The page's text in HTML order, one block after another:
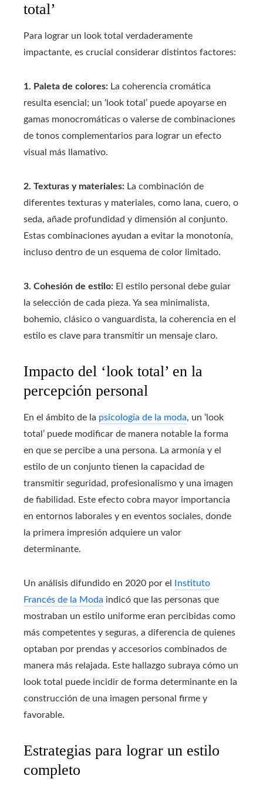
total’
Para lograr un look total verdaderamente
impactante, es crucial considerar distintos factores:
1. Paleta de colores: La coherencia cromática
resulta esencial; un ‘look total’ puede apoyarse en
gamas monocromáticas o valerse de combinaciones
de tonos complementarios para lograr un efecto
visual más llamativo.
2. Texturas y materiales: La combinación de
diferentes texturas y materiales, como lana, cuero, o
seda, añade profundidad y dimensión al conjunto.
Estas combinaciones ayudan a evitar la monotonía,
incluso dentro de un esquema de color limitado.
3. Cohesión de estilo: El estilo personal debe guiar
la selección de cada pieza. Ya sea minimalista,
bohemio, clásico o vanguardista, la coherencia en el
estilo es clave para transmitir un mensaje claro.
Impacto del ‘look total’ en la
percepción personal
En el ámbito de la psicología de la moda, un ‘look
total’ puede modificar de manera notable la forma
en que se percibe a una persona. La armonía y el
estilo de un conjunto tienen la capacidad de
transmitir seguridad, profesionalismo y una imagen
de fiabilidad. Este efecto cobra mayor importancia
en entornos laborales y en eventos sociales, donde
la primera impresión adquiere un valor
determinante.
Un análisis difundido en 2020 por el
Instituto
Francés de la Moda indicó que las personas que
mostraban un estilo uniforme eran percibidas como
más competentes y seguras, a diferencia de quienes
optaban por prendas y accesorios combinados de
manera más relajada. Este hallazgo subraya cómo un
look total puede incidir de forma determinante en la
construcción de una imagen personal firme y
favorable.
Estrategias para lograr un estilo
completo